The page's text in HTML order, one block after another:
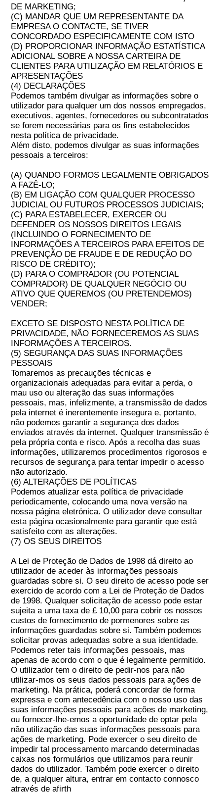
DE MARKETING;
(C) MANDAR QUE UM REPRESENTANTE DA
EMPRESA O CONTACTE, SE TIVER
CONCORDADO ESPECIFICAMENTE COM ISTO
(D) PROPORCIONAR INFORMAÇÃO ESTATÍSTICA
ADICIONAL SOBRE A NOSSA CARTEIRA DE
CLIENTES PARA UTILIZAÇÃO EM RELATÓRIOS E
APRESENTAÇÕES
(4) DECLARAÇÕES
Podemos também divulgar as informações sobre o
utilizador para qualquer um dos nossos empregados,
executivos, agentes, fornecedores ou subcontratados
se forem necessárias para os fins estabelecidos
nesta política de privacidade.
Além disto, podemos divulgar as suas informações
pessoais a terceiros:
(A) QUANDO FORMOS LEGALMENTE OBRIGADOS
A FAZÊ-LO;
(B) EM LIGAÇÃO COM QUALQUER PROCESSO
JUDICIAL OU FUTUROS PROCESSOS JUDICIAIS;
(C) PARA ESTABELECER, EXERCER OU
DEFENDER OS NOSSOS DIREITOS LEGAIS
(INCLUINDO O FORNECIMENTO DE
INFORMAÇÕES A TERCEIROS PARA EFEITOS DE
PREVENÇÃO DE FRAUDE E DE REDUÇÃO DO
RISCO DE CRÉDITO);
(D) PARA O COMPRADOR (OU POTENCIAL
COMPRADOR) DE QUALQUER NEGÓCIO OU
ATIVO QUE QUEREMOS (OU PRETENDEMOS)
VENDER;
EXCETO SE DISPOSTO NESTA POLÍTICA DE
PRIVACIDADE, NÃO FORNECEREMOS AS SUAS
INFORMAÇÕES A TERCEIROS.
(5) SEGURANÇA DAS SUAS INFORMAÇÕES
PESSOAIS
Tomaremos as precauções técnicas e
organizacionais adequadas para evitar a perda, o
mau uso ou alteração das suas informações
pessoais, mas, infelizmente, a transmissão de dados
pela internet é inerentemente insegura e, portanto,
não podemos garantir a segurança dos dados
enviados através da internet. Qualquer transmissão é
pela própria conta e risco. Após a recolha das suas
informações, utilizaremos procedimentos rigorosos e
recursos de segurança para tentar impedir o acesso
não autorizado.
(6) ALTERAÇÕES DE POLÍTICAS
Podemos atualizar esta política de privacidade
periodicamente, colocando uma nova versão na
nossa página eletrónica. O utilizador deve consultar
esta página ocasionalmente para garantir que está
satisfeito com as alterações.
(7) OS SEUS DIREITOS
A Lei de Proteção de Dados de 1998 dá direito ao
utilizador de aceder às informações pessoais
guardadas sobre si. O seu direito de acesso pode ser
exercido de acordo com a Lei de Proteção de Dados
de 1998. Qualquer solicitação de acesso pode estar
sujeita a uma taxa de £ 10,00 para cobrir os nossos
custos de fornecimento de pormenores sobre as
informações guardadas sobre si. Também podemos
solicitar provas adequadas sobre a sua identidade.
Podemos reter tais informações pessoais, mas
apenas de acordo com o que é legalmente permitido.
O utilizador tem o direito de pedir-nos para não
utilizar-mos os seus dados pessoais para ações de
marketing. Na prática, poderá concordar de forma
expressa e com antecedência com o nosso uso das
suas informações pessoais para ações de marketing,
ou fornecer-lhe-emos a oportunidade de optar pela
não utilização das suas informações pessoais para
ações de marketing. Pode exercer o seu direito de
impedir tal processamento marcando determinadas
caixas nos formulários que utilizamos para reunir
dados do utilizador. Também pode exercer o direito
de, a qualquer altura, entrar em contacto connosco
através de afirth